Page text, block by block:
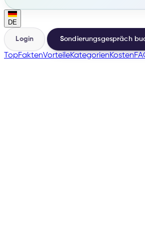
DE
Login Sondierungsgespräch
TopFaktenVorteileKategorienKosten